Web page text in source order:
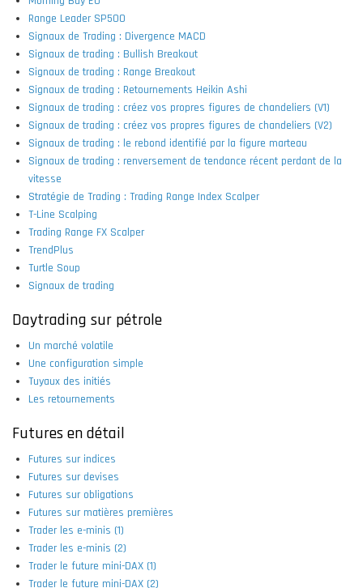
Range Leader SP500
Signaux de Trading : Divergence MACD
Signaux de trading : Bullish Breakout
Signaux de trading : Range Breakout
Signaux de trading : Retournements Heikin Ashi
Signaux de trading : créez vos propres figures de chandeliers (V1)
Signaux de trading : créez vos propres figures de chandeliers (V2)
Signaux de trading : le rebond identifié par la figure marteau
Signaux de trading : renversement de tendance récent perdant de la
vitesse
Stratégie de Trading : Trading Range Index Scalper
T-Line Scalping
Trading Range FX Scalper
TrendPlus
Turtle Soup
Signaux de trading
Daytrading sur pétrole
Un marché volatile
Une configuration simple
Tuyaux des initiés
Les retournements
Futures en détail
Futures sur indices
Futures sur devises
Futures sur obligations
Futures sur matières premières
Trader les e-minis (1)
Trader les e-minis (2)
Trader le future mini-DAX (1)
Trader le future mini-DAX (2)